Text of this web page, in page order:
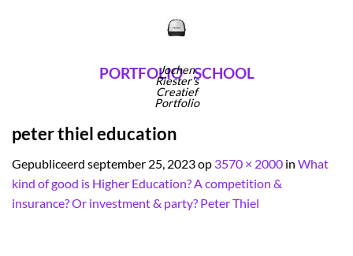
Jochen
Riester's
Creatief
Portfolio
PORTFOLIO SCHOOL
peter thiel education
Gepubliceerd september 25, 2023op 3570 × 2000 in What
kind of good is Higher Education? A competition &
insurance? Or investment & party? Peter Thiel